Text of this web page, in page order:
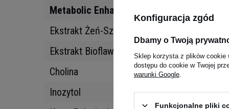
Metabolic Enhancers
Ekstrakt Żeń-Szenia Koreańskiego (Panax
Ekstrakt Bioflawonoidów Cytrusowych
Cholina
Inozytol
Konfiguracja zgód
Dbamy o Twoją
Sklep korzysta z plików cookie
dostępu do cookie w Twojej
warunki Google
Funkcjonalne pliki